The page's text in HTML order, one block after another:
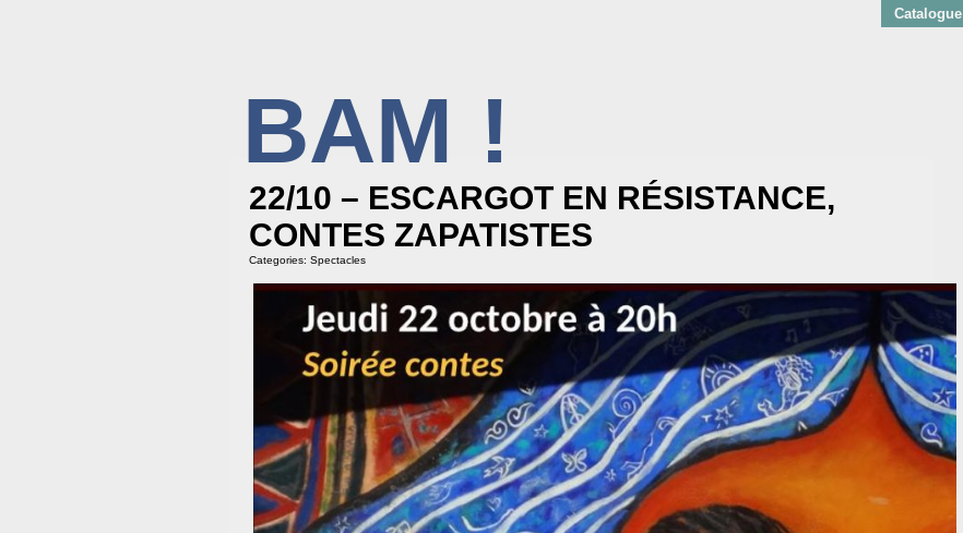
Catalogue
BAM !
22/10 – ESCARGOT EN RÉSISTANCE,
CONTES ZAPATISTES
Categories: Spectacles